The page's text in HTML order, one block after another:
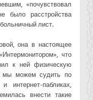
«почувствовал
было расстройства
лист.
она в настоящее
что
к ней физическую
мы можем судить по
пабликах,
внести такие